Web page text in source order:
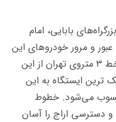
بابایی، امام
و مرور خودروهای این
منطقه و جزو دسترسی اراج هستند. خط ۳ متروی تهران از این
ترین ایستگاه به این
می‌شود. خطوط
و دسترسی اراج را آسان